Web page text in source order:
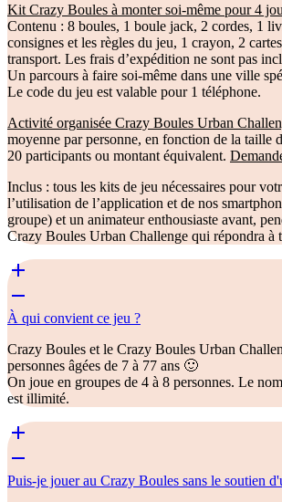
Kit Crazy Boules à monter soi-même pour 4
Contenu : 8 boules, 1 boule jack, 2 cordes, 1
consignes et les règles du jeu, 1 crayon, 2
transport. Les frais d’expédition ne sont pas
Un parcours à faire soi-même dans une ville
Le code du jeu est valable pour 1 téléphone.
Activité organisée Crazy Boules Urban
moyenne par personne, en fonction de la taille
20 participants ou montant équivalent.
Inclus : tous les kits de jeu nécessaires pour
l’utilisation de l’application et de nos
groupe) et un animateur enthousiaste avant,
Crazy Boules Urban Challenge qui répondra à
À qui convient ce jeu ?
Crazy Boules et le Crazy Boules Urban
personnes âgées de 7 à 77 ans 🙂
On joue en groupes de 4 à 8 personnes. Le
est illimité.
Puis-je jouer au Crazy Boules sans le soutien